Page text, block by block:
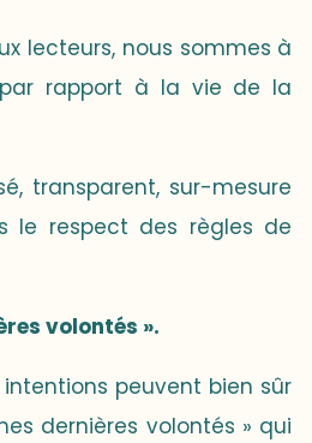
lecteurs, nous sommes à
rapport à la vie de la
transparent, sur-mesure
le respect des règles de
volontés ».
peuvent bien sûr
dernières volontés » qui